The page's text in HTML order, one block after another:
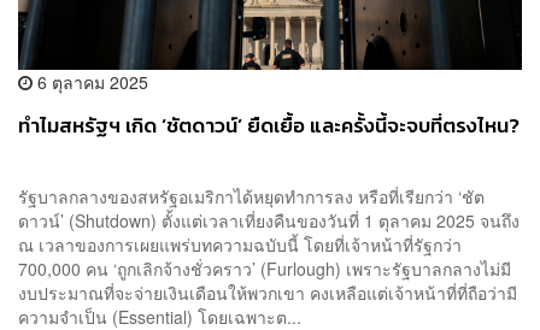
6 ตุลาคม 2025
ทำไมสหรัฐฯ เกิด ‘ชัตดาวน์’ ยืดเยื้อ และครั้งนี้จะจบที่ตรงไหน?
รัฐบาลกลางของสหรัฐอเมริกาได้หยุดทำการลง หรือที่เรียกว่า ‘ชัต
ดาวน์’ (Shutdown) ตั้งแต่เวลาเที่ยงคืนของวันที่ 1 ตุลาคม 2025 จนถึง
ณ เวลาของการเผยแพร่บทความฉบับนี้ โดยที่เจ้าหน้าที่รัฐกว่า
700,000 คน ‘ถูกเลิกจ้างชั่วคราว’ (Furlough) เพราะรัฐบาลกลางไม่มี
งบประมาณที่จะจ่ายเงินเดือนให้พวกเขา คงเหลือแต่เจ้าหน้าที่ที่ถือว่ามี
ความจำเป็น (Essential) โดยเฉพาะต...